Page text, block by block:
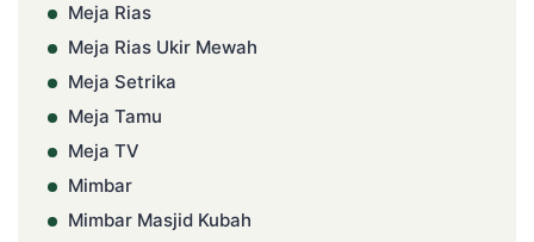
Meja Rias
Meja Rias Ukir Mewah
Meja Setrika
Meja Tamu
Meja TV
Mimbar
Mimbar Masjid Kubah